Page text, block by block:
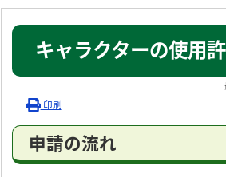
キャラクターの使用
印刷
申請の流れ